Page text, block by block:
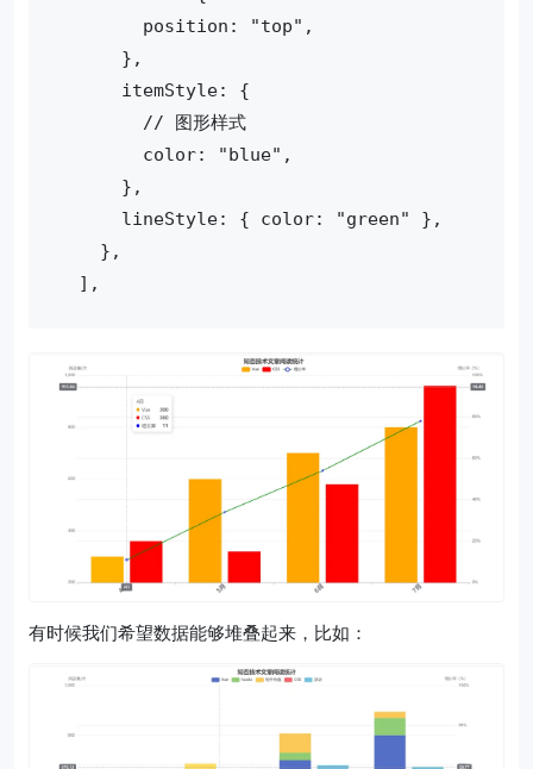
position: "top",
},
itemStyle: {
// 图形样式
color: "blue",
},
lineStyle: { color: "green" },
},
],
有时候我们希望数据能够堆叠起来，比如：